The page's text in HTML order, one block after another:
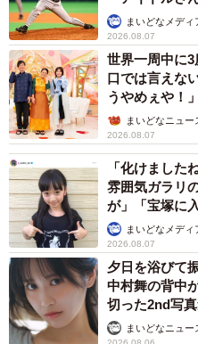
▽英語が堪能でカッコいいの
はなく愛嬌があって好きで
者）
【3位：渡辺直美】
▽海外のアーティストとコラ
ンタビューで盛り上がって
（30代後半・小学1年生の保
▽ニューヨークへ渡米して英
のラジオ番組などでスキルを
から（40代前半・小学6年生
▽自分の個性を前向きに活
点がカッコいい（40代前半・
か」まいどなメディ
2026.08.07
世界一周中に
口では言えな
うやめぇや！
ん】まいどなニュー
2026.08.07
「化けました
雰囲気ガラリ
が」「宝塚に
まいどなメディ
2026.08.07
夕日を浴びて
中村舞の背中
切った2nd写
まいどなニュー